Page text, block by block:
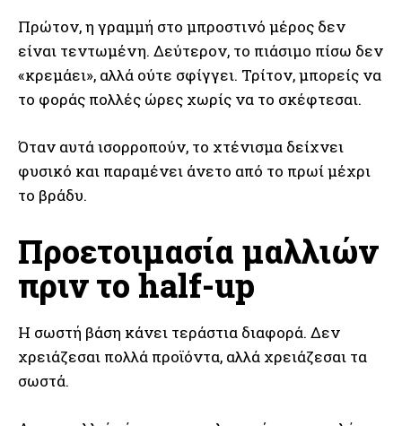
Πρώτον, η γραμμή στο μπροστινό μέρος δεν
είναι τεντωμένη. Δεύτερον, το πιάσιμο πίσω δεν
«κρεμάει», αλλά ούτε σφίγγει. Τρίτον, μπορείς να
το φοράς πολλές ώρες χωρίς να το σκέφτεσαι.
Όταν αυτά ισορροπούν, το χτένισμα δείχνει
φυσικό και παραμένει άνετο από το πρωί μέχρι
το βράδυ.
Προετοιμασία μαλλιών
πριν το half-up
Η σωστή βάση κάνει τεράστια διαφορά. Δεν
χρειάζεσαι πολλά προϊόντα, αλλά χρειάζεσαι τα
σωστά.